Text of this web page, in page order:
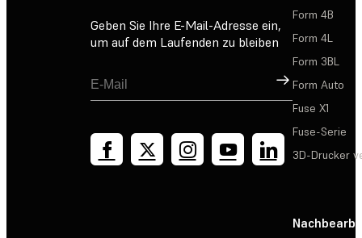
Geben Sie Ihre E-Mail-Adresse ein,
um auf dem Laufenden zu bleiben
Registrieren
Form 4B
Form 4L
Form 3BL
Form Auto
Fuse X1
Fuse-Serie
3D-Drucker